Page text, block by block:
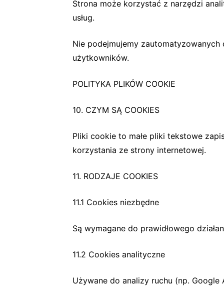
Strona może korzystać z narzędzi
usług.
Nie podejmujemy
użytkowników.
POLITYKA PLIKÓW COOKIE
10. CZYM SĄ COOKIES
Pliki cookie to małe pliki tekstowe
korzystania ze strony internetowej.
11. RODZAJE COOKIES
11.1 Cookies niezbędne
Są wymagane do prawidłowego
11.2 Cookies analityczne
Używane do analizy ruchu (np. Google